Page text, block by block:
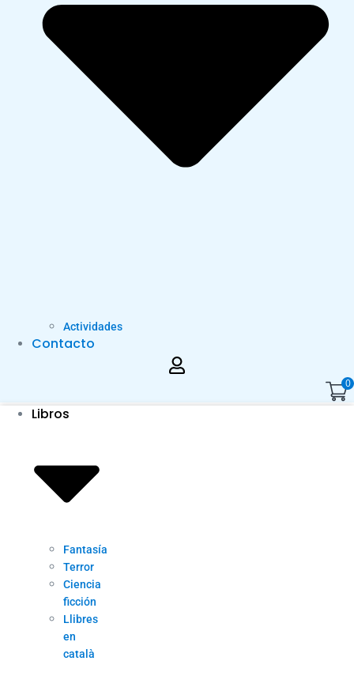
Actividades
Contacto
0
Libros
Fantasía
Terror
Ciencia
ficción
Llibres
en
català